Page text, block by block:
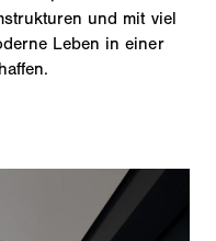
und mit viel
Leben in einer